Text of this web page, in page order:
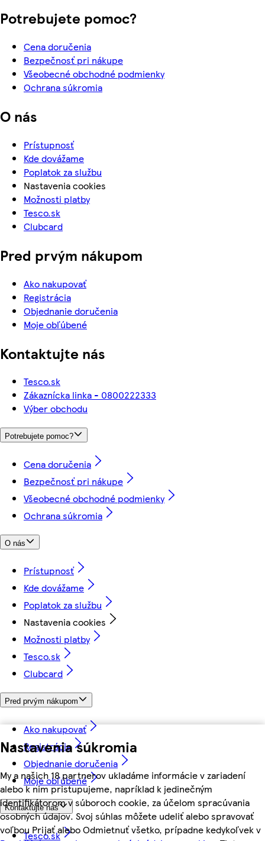
Nastavenia súkromia
My a našich 18 partnerov ukladáme informácie v zariadení
alebo k nim pristupujeme, napríklad k jedinečným
identifikátorom v súboroch cookie, za účelom spracúvania
osobných údajov. Svoj súhlas môžete udeliť alebo spravovať
voľbou Prijať alebo Odmietnuť všetko, prípadne kedykoľvek v
Potrebujete pomoc?
Cena doručenia
Bezpečnosť pri nákupe
Všeobecné obchodné podmienky
Ochrana súkromia
O nás
Prístupnosť
Kde dovážame
Poplatok za službu
Nastavenia cookies
Možnosti platby
Tesco.sk
Clubcard
Pred prvým nákupom
Ako nakupovať
Registrácia
Objednanie doručenia
Moje obľúbené
Kontaktujte nás
Tesco.sk
Zákaznícka linka - 0800222333
Výber obchodu
Potrebujete pomoc?
Cena doručenia
Bezpečnosť pri nákupe
Všeobecné obchodné podmienky
Ochrana súkromia
O nás
Prístupnosť
Kde dovážame
Poplatok za službu
Nastavenia cookies
Možnosti platby
Tesco.sk
Clubcard
Pred prvým nákupom
Ako nakupovať
Registrácia
Objednanie doručenia
Moje obľúbené
Kontaktujte nás
Tesco.sk